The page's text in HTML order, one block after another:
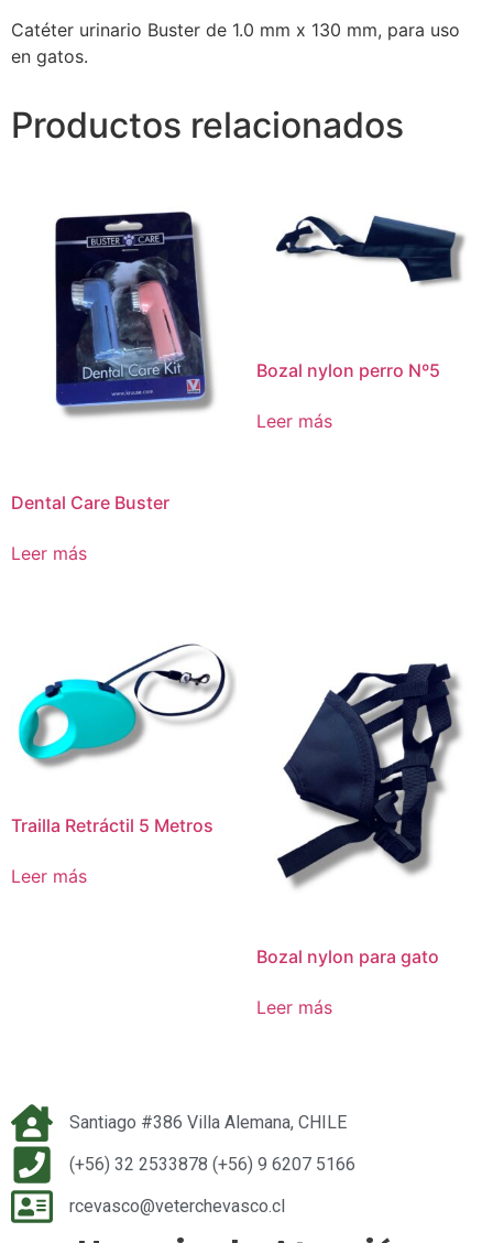
Catéter urinario Buster de 1.0 mm x 130 mm, para uso
en gatos.
Productos relacionados
Dental Care Buster
Leer más
Bozal nylon perro Nº5
Leer más
Trailla Retráctil 5 Metros
Leer más
Bozal nylon para gato
Leer más
Santiago #386 Villa Alemana, CHILE
(+56) 32 2533878 (+56) 9 6207 5166
rcevasco@veterchevasco.cl